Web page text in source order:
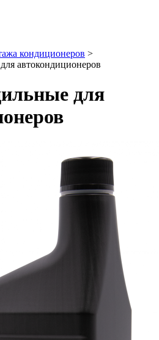
кондиционеров >
автокондиционеров
для